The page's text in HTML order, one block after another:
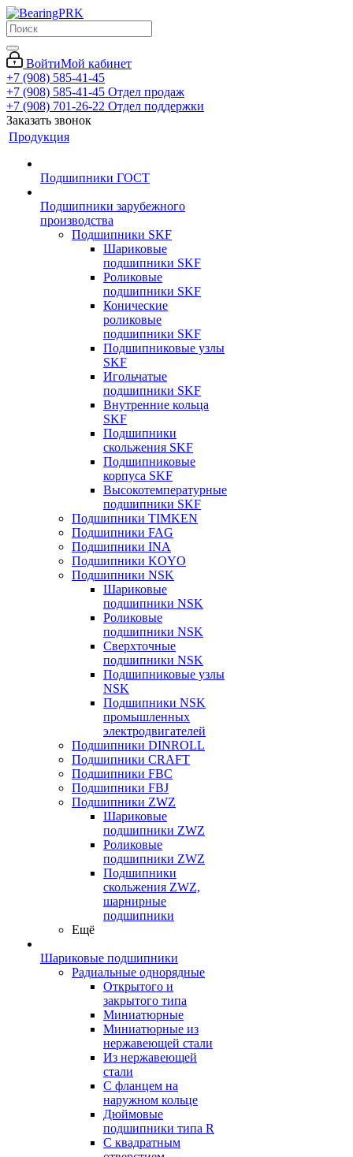
ВойтиМой кабинет
+7 (908) 585-41-45
+7 (908) 585-41-45 Отдел продаж
+7 (908) 701-26-22 Отдел поддержки
Заказать звонок
Продукция
Подшипники ГОСТ
Подшипники зарубежного
производства
Подшипники SKF
Шариковые
подшипники SKF
Роликовые
подшипники SKF
Конические
роликовые
подшипники SKF
Подшипниковые узлы
SKF
Игольчатые
подшипники SKF
Внутренние кольца
SKF
Подшипники
скольжения SKF
Подшипниковые
корпуса SKF
Высокотемпературные
подшипники SKF
Подшипники TIMKEN
Подшипники FAG
Подшипники INA
Подшипники KOYO
Подшипники NSK
Шариковые
подшипники NSK
Роликовые
подшипники NSK
Сверхточные
подшипники NSK
Подшипниковые узлы
NSK
Подшипники NSK
промышленных
электродвигателей
Подшипники DINROLL
Подшипники CRAFT
Подшипники FBC
Подшипники FBJ
Подшипники ZWZ
Шариковые
подшипники ZWZ
Роликовые
подшипники ZWZ
Подшипники
скольжения ZWZ,
шарнирные
подшипники
Ещё
Шариковые подшипники
Радиальные однорядные
Открытого и
закрытого типа
Миниатюрные
Миниатюрные из
нержавеющей стали
Из нержавеющей
стали
С фланцем на
наружном кольце
Дюймовые
подшипники типа R
С квадратным